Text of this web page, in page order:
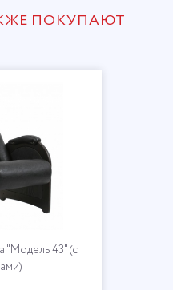
ПОКУПАЮТ
"Модель 43" (с